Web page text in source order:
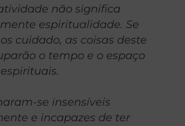
não significa
espiritualidade. Se
cuidado, as coisas deste
o tempo e o espaço
se insensíveis
e incapazes de ter